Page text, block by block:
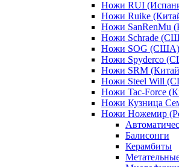
Ножи RUI
Ножи Ruike
Ножи SanRenMu
Ножи Schrade
Ножи SOG (США)
Ножи Spyderco
Ножи SRM
Ножи Steel Will
Ножи Tac-Force
Ножи Кузница
Ножи Ножемир
Балисонги
Керамбиты